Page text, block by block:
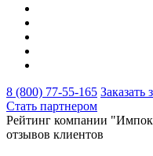
8 (800) 77-55-165 Заказать
Стать партнером
Рейтинг компании
отзывов клиентов